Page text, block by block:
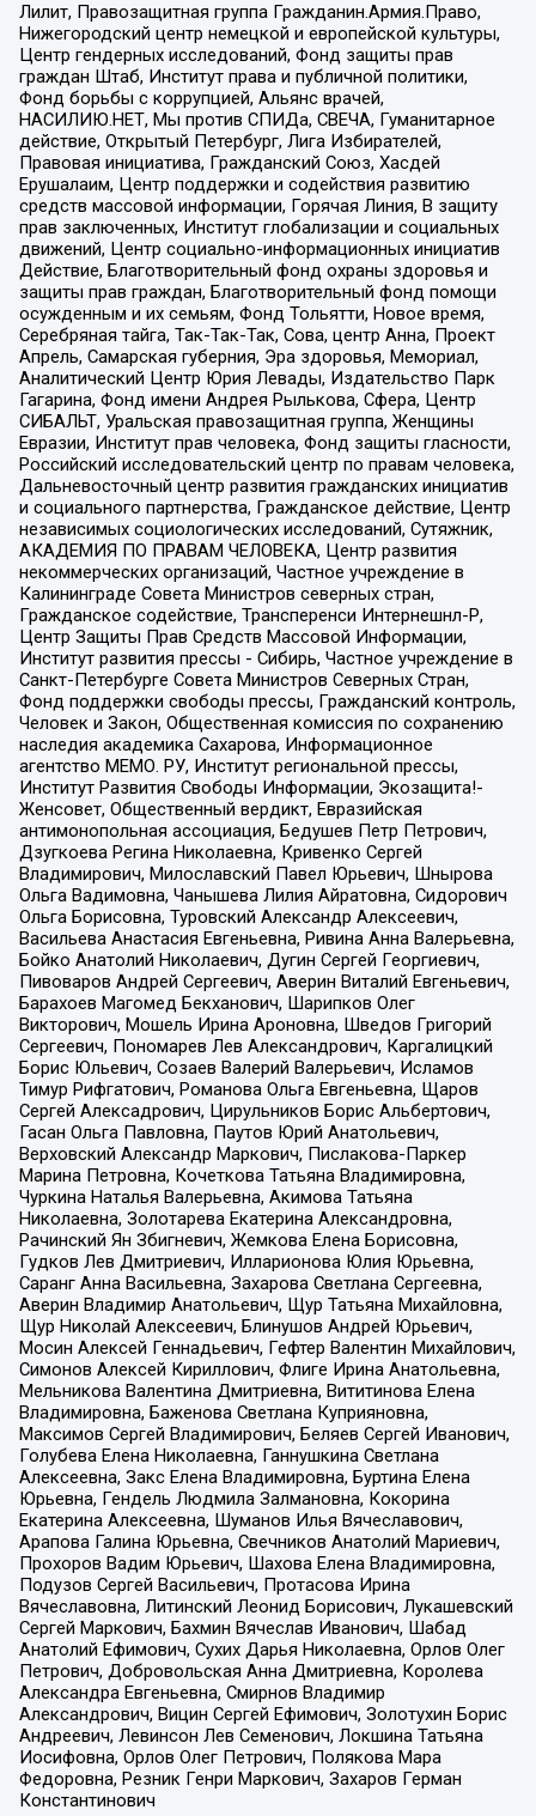
Лилит, Правозащитная группа Гражданин.Армия.Право,
Нижегородский центр немецкой и европейской культуры,
Центр гендерных исследований, Фонд защиты прав
граждан Штаб, Институт права и публичной политики,
Фонд борьбы с коррупцией, Альянс врачей,
НАСИЛИЮ.НЕТ, Мы против СПИДа, СВЕЧА, Гуманитарное
действие, Открытый Петербург, Лига Избирателей,
Правовая инициатива, Гражданский Союз, Хасдей
Ерушалаим, Центр поддержки и содействия развитию
средств массовой информации, Горячая Линия, В защиту
прав заключенных, Институт глобализации и социальных
движений, Центр социально-информационных инициатив
Действие, Благотворительный фонд охраны здоровья и
защиты прав граждан, Благотворительный фонд помощи
осужденным и их семьям, Фонд Тольятти, Новое время,
Серебряная тайга, Так-Так-Так, Сова, центр Анна, Проект
Апрель, Самарская губерния, Эра здоровья, Мемориал,
Аналитический Центр Юрия Левады, Издательство Парк
Гагарина, Фонд имени Андрея Рылькова, Сфера, Центр
СИБАЛЬТ, Уральская правозащитная группа, Женщины
Евразии, Институт прав человека, Фонд защиты гласности,
Российский исследовательский центр по правам человека,
Дальневосточный центр развития гражданских инициатив
и социального партнерства, Гражданское действие, Центр
независимых социологических исследований, Сутяжник,
АКАДЕМИЯ ПО ПРАВАМ ЧЕЛОВЕКА, Центр развития
некоммерческих организаций, Частное учреждение в
Калининграде Совета Министров северных стран,
Гражданское содействие, Трансперенси Интернешнл-Р,
Центр Защиты Прав Средств Массовой Информации,
Институт развития прессы - Сибирь, Частное учреждение в
Санкт-Петербурге Совета Министров Северных Стран,
Фонд поддержки свободы прессы, Гражданский контроль,
Человек и Закон, Общественная комиссия по сохранению
наследия академика Сахарова, Информационное
агентство МЕМО. РУ, Институт региональной прессы,
Институт Развития Свободы Информации, Экозащита!-
Женсовет, Общественный вердикт, Евразийская
антимонопольная ассоциация, Бедушев Петр Петрович,
Дзугкоева Регина Николаевна, Кривенко Сергей
Владимирович, Милославский Павел Юрьевич, Шнырова
Ольга Вадимовна, Чанышева Лилия Айратовна, Сидорович
Ольга Борисовна, Туровский Александр Алексеевич,
Васильева Анастасия Евгеньевна, Ривина Анна Валерьевна,
Бойко Анатолий Николаевич, Дугин Сергей Георгиевич,
Пивоваров Андрей Сергеевич, Аверин Виталий Евгеньевич,
Барахоев Магомед Бекханович, Шарипков Олег
Викторович, Мошель Ирина Ароновна, Шведов Григорий
Сергеевич, Пономарев Лев Александрович, Каргалицкий
Борис Юльевич, Созаев Валерий Валерьевич, Исламов
Тимур Рифгатович, Романова Ольга Евгеньевна, Щаров
Сергей Алексадрович, Цирульников Борис Альбертович,
Гасан Ольга Павловна, Паутов Юрий Анатольевич,
Верховский Александр Маркович, Пислакова-Паркер
Марина Петровна, Кочеткова Татьяна Владимировна,
Чуркина Наталья Валерьевна, Акимова Татьяна
Николаевна, Золотарева Екатерина Александровна,
Рачинский Ян Збигневич, Жемкова Елена Борисовна,
Гудков Лев Дмитриевич, Илларионова Юлия Юрьевна,
Саранг Анна Васильевна, Захарова Светлана Сергеевна,
Аверин Владимир Анатольевич, Щур Татьяна Михайловна,
Щур Николай Алексеевич, Блинушов Андрей Юрьевич,
Мосин Алексей Геннадьевич, Гефтер Валентин Михайлович,
Симонов Алексей Кириллович, Флиге Ирина Анатольевна,
Мельникова Валентина Дмитриевна, Вититинова Елена
Владимировна, Баженова Светлана Куприяновна,
Максимов Сергей Владимирович, Беляев Сергей Иванович,
Голубева Елена Николаевна, Ганнушкина Светлана
Алексеевна, Закс Елена Владимировна, Буртина Елена
Юрьевна, Гендель Людмила Залмановна, Кокорина
Екатерина Алексеевна, Шуманов Илья Вячеславович,
Арапова Галина Юрьевна, Свечников Анатолий Мариевич,
Прохоров Вадим Юрьевич, Шахова Елена Владимировна,
Подузов Сергей Васильевич, Протасова Ирина
Вячеславовна, Литинский Леонид Борисович, Лукашевский
Сергей Маркович, Бахмин Вячеслав Иванович, Шабад
Анатолий Ефимович, Сухих Дарья Николаевна, Орлов Олег
Петрович, Добровольская Анна Дмитриевна, Королева
Александра Евгеньевна, Смирнов Владимир
Александрович, Вицин Сергей Ефимович, Золотухин Борис
Андреевич, Левинсон Лев Семенович, Локшина Татьяна
Иосифовна, Орлов Олег Петрович, Полякова Мара
Федоровна, Резник Генри Маркович, Захаров Герман
Константинович